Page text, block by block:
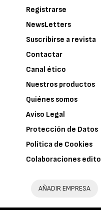
Registrarse
NewsLetters
Suscribirse a revista
Contactar
Canal ético
Nuestros productos
Quiénes somos
Aviso Legal
Protección de Datos
Política de Cookies
Colaboraciones
AÑADIR EMPRESA